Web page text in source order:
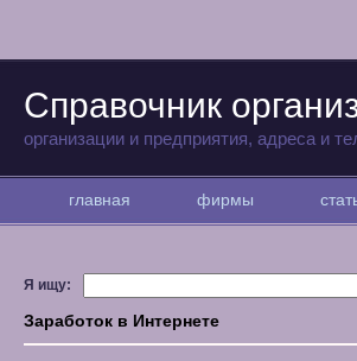
Справочник
организации и предприятия, адреса и
главная фирмы
Я ищу:
Заработок в Интернете